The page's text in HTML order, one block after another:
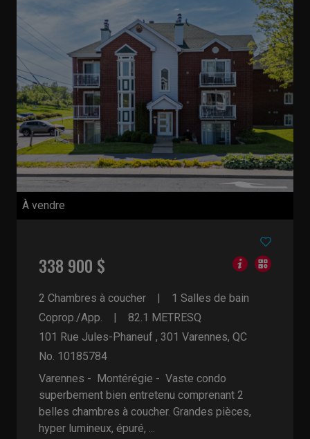
À vendre
338 900 $
2 Chambres à coucher
1 Salles de bain
Coprop./App.
82.1 METRESQ
101 Rue Jules-Phaneuf , 301 Varennes, QC
No. 10185784
Varennes - Montérégie - Vaste condo
superbement bien entretenu comprenant 2
belles chambres à coucher. Grandes pièces,
hyper lumineux, épuré, ...